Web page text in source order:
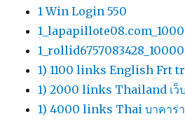
1 Win Login 550
1_rollid6757083428_10000
1) 1100 links English Frt
1) 2000 links Thailand เว็
1) 4000 links Thai บาคาร่า